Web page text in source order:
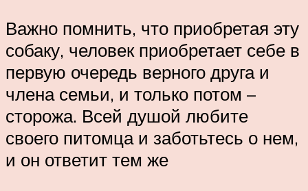
Важно помнить, что приобретая эту
собаку, человек приобретает себе в
первую очередь верного друга и
члена семьи, и только потом –
сторожа. Всей душой любите
своего питомца и заботьтесь о нем,
и он ответит тем же